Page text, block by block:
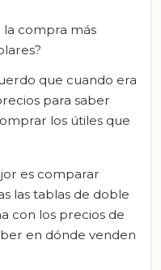
la compra más
que cuando era
para saber
los útiles que
es comparar
las tablas de doble
con los precios de
en dónde venden